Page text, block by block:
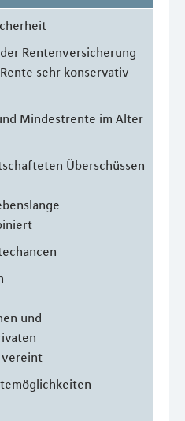
Rentenversicherung
sehr konservativ
Mindestrente im Alter
Überschüssen
und
vereint